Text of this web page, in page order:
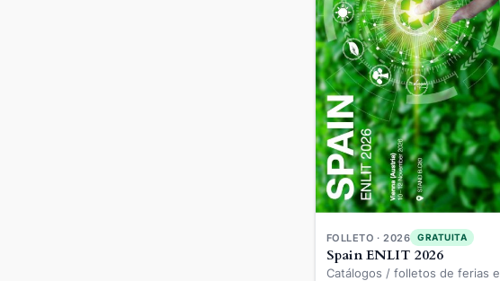
FOLLETO · 2026 GRATUITA
Spain ENLIT 2026
Catálogos / folletos de ferias e